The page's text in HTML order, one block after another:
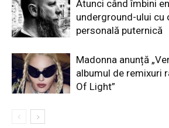
Atunci când îmbini
underground-ului cu
personală puternică
Madonna anunță
albumul de remixuri
Of Light”